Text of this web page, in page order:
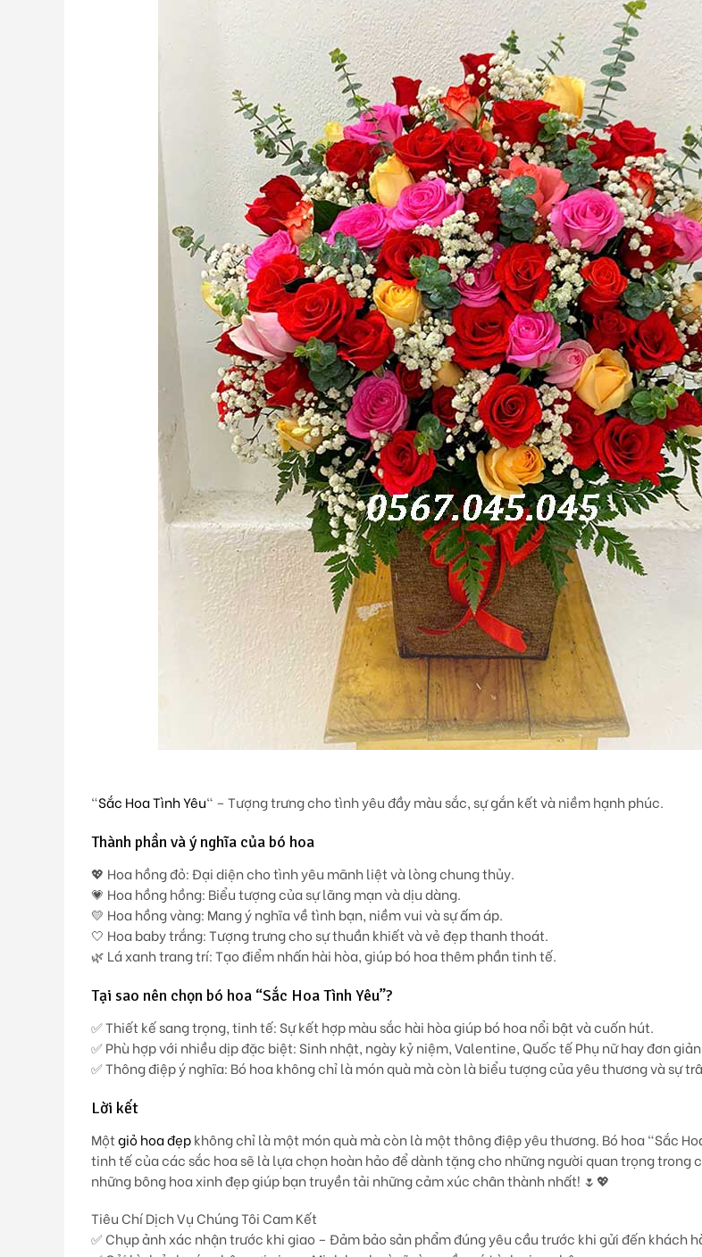
“Sắc Hoa Tình Yêu“ – Tượng trưng cho tình yêu đầy màu sắc, sự gắn kết và niềm hạnh phúc.
Thành phần và ý nghĩa của bó hoa
💖 Hoa hồng đỏ: Đại diện cho tình yêu mãnh liệt và lòng chung thủy.
💗 Hoa hồng hồng: Biểu tượng của sự lãng mạn và dịu dàng.
💛 Hoa hồng vàng: Mang ý nghĩa về tình bạn, niềm vui và sự ấm áp.
🤍 Hoa baby trắng: Tượng trưng cho sự thuần khiết và vẻ đẹp thanh thoát.
🌿 Lá xanh trang trí: Tạo điểm nhấn hài hòa, giúp bó hoa thêm phần tinh tế.
Tại sao nên chọn bó hoa “Sắc Hoa Tình Yêu”?
✅Thiết kế sang trọng, tinh tế: Sự kết hợp màu sắc hài hòa giúp bó hoa nổi bật và cuốn hút.
✅Phù hợp với nhiều dịp đặc biệt: Sinh nhật, ngày kỷ niệm, Valentine, Quốc tế Phụ nữ hay đơn
✅Thông điệp ý nghĩa: Bó hoa không chỉ là món quà mà còn là biểu tượng của yêu thương và sự
Lời kết
Mộtgiỏ hoa đẹpkhông chỉ là một món quà mà còn là một thông điệp yêu thương. Bó hoa“Sắc
tinh tế của các sắc hoa sẽ là lựa chọn hoàn hảo để dành tặng cho những người quan trọng trong
những bông hoa xinh đẹp giúp bạn truyền tải những cảm xúc chân thành nhất! 🌷💖
Tiêu Chí Dịch Vụ Chúng Tôi Cam Kết
✅ Chụp ảnh xác nhận trước khi giao – Đảm bảo sản phẩm đúng yêu cầu trước khi gửi đến khách